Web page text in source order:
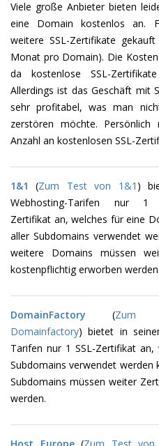
Viele große Anbieter bieten
eine Domain kostenlos an.
weitere SSL-Zertifikate
Monat pro Domain). Die
da kostenlose SSL-
Allerdings ist das Geschäft mit
sehr profitabel, was man
zerstören möchte.
Anzahl an kostenlosen SSL-
1&1 (Zum Test von 1&1 )
Webhosting-Tarifen nur 1
Zertifikat an, welches für eine
aller Subdomains verwendet
weitere Domains müssen
kostenpflichtig erworben werden.
DomainFactory (Zum
Domainfactory) bietet in
Tarifen nur 1 SSL-Zertifikat
Subdomains verwendet
Subdomains müssen weiter
werden.